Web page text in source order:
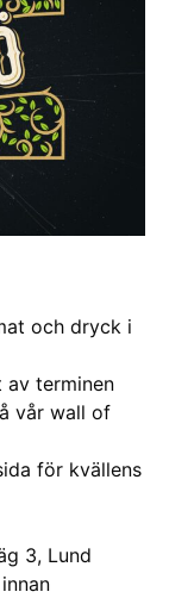
och dryck i
av terminen
vår wall of
för kvällens
3, Lund